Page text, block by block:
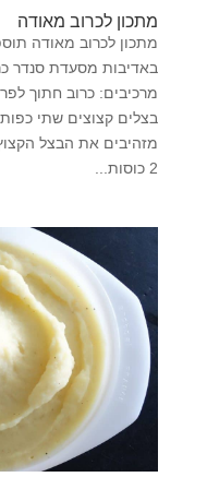
מתכון לכרוב מאודה
מתכון לכרוב מאודה
באדיבות מסעדת סנדר
מרכיבים: כרוב חתוך
בצלים קצוצים שתי
מזהיבים את הבצל
2 כוסות...